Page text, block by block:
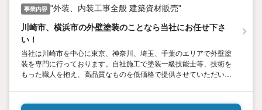
事業内容 "外装、内装工事全般 建築資材販売"
川崎市、横浜市の外壁塗装のことなら当社にお任せ下さ
い！
当社は川崎市を中心に東京、神奈川、埼玉、千葉のエリアで外壁塗
装を専門に行っております。自社施工で塗装一級技能士等、技術を
もった職人を抱え、高品質なものを低価格で提供させていただいて